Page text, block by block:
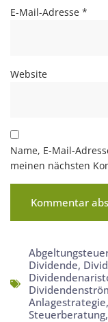
E-Mail-Adresse *
Website
Name, E-Mail-
meinen nächsten
Dividende,
Anlagestrategie,
Steuerberatung,